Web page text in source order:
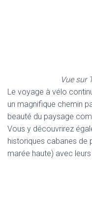
Vue sur
Le voyage à vélo
un magnifique chemin
beauté du paysage
Vous y découvrirez
historiques cabanes de
marée haute) avec